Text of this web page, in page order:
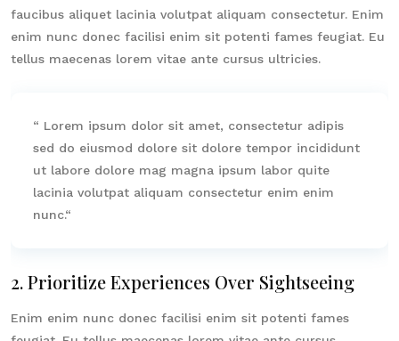
faucibus aliquet lacinia volutpat aliquam consectetur. Enim
enim nunc donec facilisi enim sit potenti fames feugiat. Eu
tellus maecenas lorem vitae ante cursus ultricies.
“ Lorem ipsum dolor sit amet, consectetur adipis
sed do eiusmod dolore sit dolore tempor incididunt
ut labore dolore mag magna ipsum labor quite
lacinia volutpat aliquam consectetur enim enim
nunc.“
2. Prioritize Experiences Over Sightseeing
Enim enim nunc donec facilisi enim sit potenti fames